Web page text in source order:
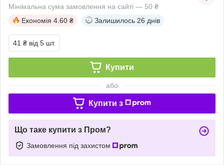
Мінімальна сума замовлення на сайті — 50 ₴
Економія 4.60 ₴ Залишилось 26 днів
41 ₴ від 5 шт.
Купити
або
Купити з
Що таке купити з Пром?
Замовлення під захистом